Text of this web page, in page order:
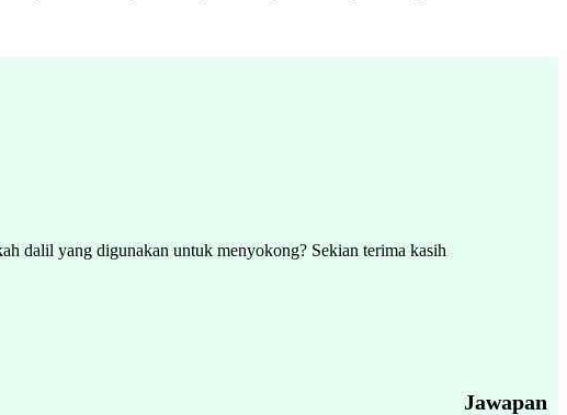
dalil yang digunakan untuk menyokong? Sekian terima kasih
Jawapan